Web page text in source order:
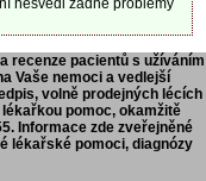
nesvědi žádné problémy
recenze pacientů s užíváním
Vaše nemoci a vedlejší
volně prodejných lécích
pomoc, okamžitě
Informace zde zveřejněné
lékařské pomoci, diagnózy